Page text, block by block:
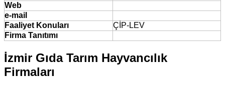
Web
e-mail
Faaliyet Konuları
ÇİP-LEV
Firma Tanıtımı
İzmir Gıda Tarım Hayvancılık
Firmaları